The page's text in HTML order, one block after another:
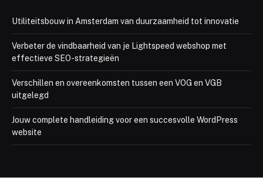
Utiliteitsbouw in Amsterdam van duurzaamheid tot innovatie
Verbeter de vindbaarheid van je Lightspeed webshop met
effectieve SEO-strategieën
Verschillen en overeenkomsten tussen een VOG en VGB
uitgelegd
Jouw complete handleiding voor een succesvolle WordPress
website